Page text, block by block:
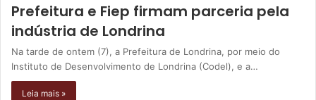
Prefeitura e Fiep firmam parceria pela
indústria de Londrina
Na tarde de ontem (7), a Prefeitura de Londrina, por meio do
Instituto de Desenvolvimento de Londrina (Codel), e a…
Leia mais »